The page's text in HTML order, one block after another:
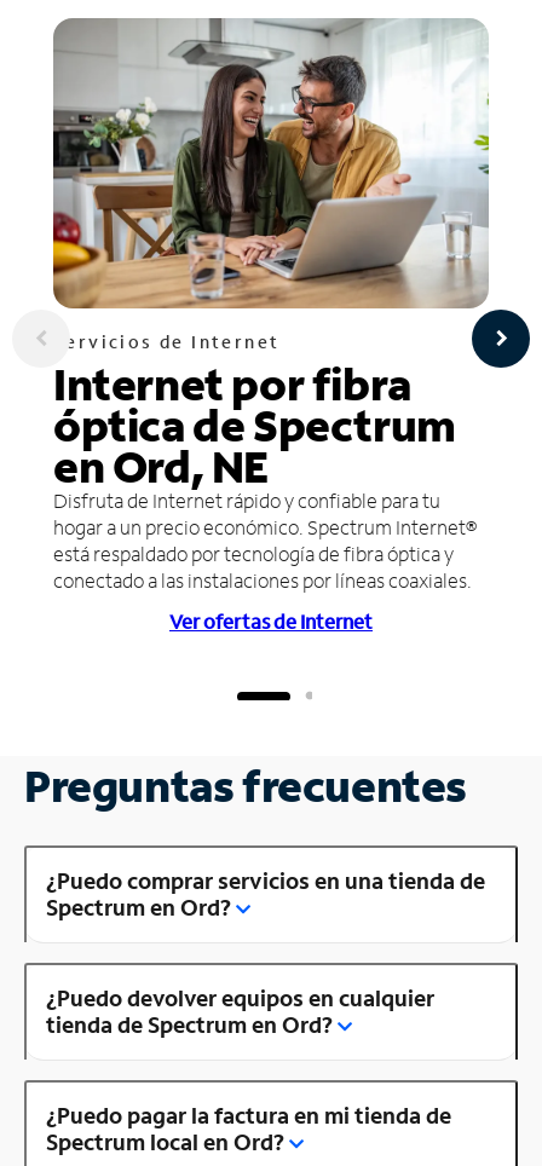
Servicios de Internet
Internet por fibra
óptica de Spectrum
en Ord, NE
Disfruta de Internet rápido y confiable para tu
hogar a un precio económico. Spectrum Internet®
está respaldado por tecnología de fibra óptica y
conectado a las instalaciones por líneas coaxiales.
Ver ofertas de Internet
Preguntas frecuentes
¿Puedo comprar servicios en una tienda de
Spectrum en Ord?
¿Puedo devolver equipos en cualquier
tienda de Spectrum en Ord?
¿Puedo pagar la factura en mi tienda de
Spectrum local en Ord?